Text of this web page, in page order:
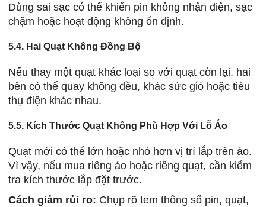
Dùng sai sạc có thể khiến pin không nhận điện, sạc
chậm hoặc hoạt động không ổn định.
5.4. Hai Quạt Không Đồng Bộ
Nếu thay một quạt khác loại so với quạt còn lại, hai
bên có thể quay không đều, khác sức gió hoặc tiêu
thụ điện khác nhau.
5.5. Kích Thước Quạt Không Phù Hợp Với Lỗ Áo
Quạt mới có thể lớn hoặc nhỏ hơn vị trí lắp trên áo.
Vì vậy, nếu mua riêng áo hoặc riêng quạt, cần kiểm
tra kích thước lắp đặt trước.
Cách giảm rủi ro: Chụp rõ tem thông số pin, quạt,